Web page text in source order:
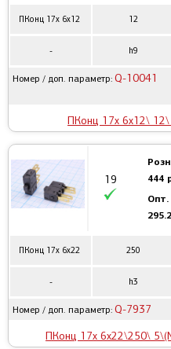
ПКонц 17x 6x12 12
- h9
Номер / доп. параметр: Q-10041
ПКонц 17x 6x12\ 12\
ПКонц 17x 6x22 250
- h3
Номер / доп. параметр: Q-7937
ПКонц 17x 6x22\250\
19
444
Опт.